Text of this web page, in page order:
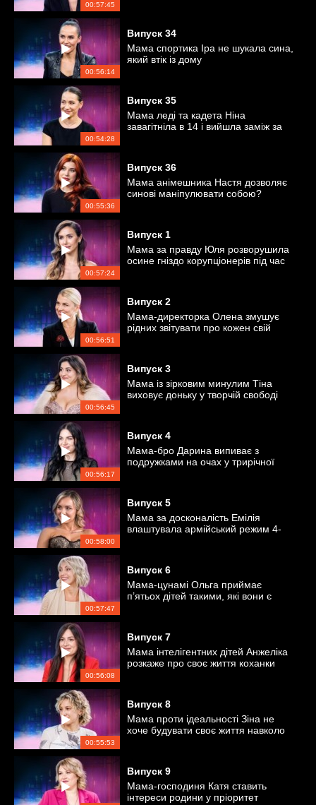
00:57:45
00:56:14
Випуск 34
Мама спортика Іра не шукала сина,
який втік із дому
00:54:28
Випуск 35
Мама леді та кадета Ніна
завагітніла в 14 і вийшла заміж за
00:55:36
Випуск 36
Мама анімешника Настя дозволяє
синові маніпулювати собою?
00:57:24
Випуск 1
Мама за правду Юля розворушила
осине гніздо корупціонерів під час
00:56:51
Випуск 2
Мама-директорка Олена змушує
рідних звітувати про кожен свій
00:56:45
Випуск 3
Мама із зірковим минулим Тіна
виховує доньку у творчій свободі
00:56:17
Випуск 4
Мама-бро Дарина випиває з
подружками на очах у трирічної
00:58:00
Випуск 5
Мама за досконалість Емілія
влаштувала армійський режим 4-
00:57:47
Випуск 6
Мама-цунамі Ольга приймає
п’ятьох дітей такими, які вони є
00:56:08
Випуск 7
Мама інтелігентних дітей Анжеліка
розкаже про своє життя коханки
00:55:53
Випуск 8
Мама проти ідеальності Зіна не
хоче будувати своє життя навколо
Випуск 9
Мама-господиня Катя ставить
інтереси родини у пріоритет